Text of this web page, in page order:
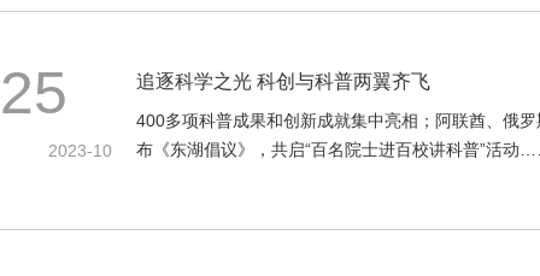
25
2023-10
追逐科学之光 科创与科普两翼齐飞
400多项科普成果和创新成就集中亮相；阿联酋、俄
布《东湖倡议》，共启“百名院士进百校讲科普”活